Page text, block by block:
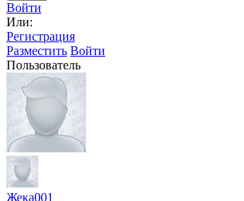
Войти
Или:
Регистрация
Разместить Войти
Пользователь
Жека001